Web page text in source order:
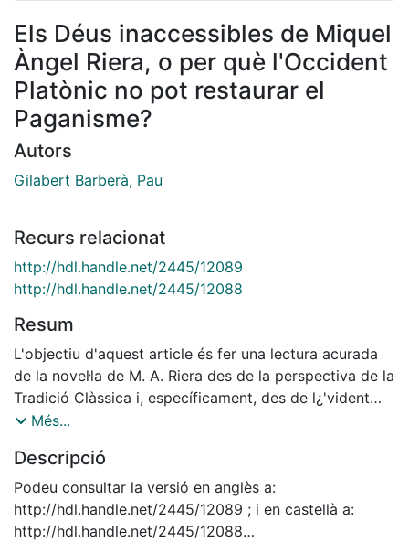
Els Déus inaccessibles de Miquel
Àngel Riera, o per què l'Occident
Platònic no pot restaurar el
Paganisme?
Autors
Gilabert Barberà, Pau
Recurs relacionat
http://hdl.handle.net/2445/12089
http://hdl.handle.net/2445/12088
Resum
L'objectiu d'aquest article és fer una lectura acurada
de la novel·la de M. A. Riera des de la perspectiva de la
Tradició Clàssica i, específicament, des de l¿'vident
tradició platònica -l'amor platònic més metafísic- en la
lectura acurada amb una referència constant als
textos de Plató permet entendre per què alguns valors
considerats com a tals pel Paganisme no poden ser
restaurats per l'Occident Platònic.
Més...
Descripció
Podeu consultar la versió en anglès a:
http://hdl.handle.net/2445/12089 ; i en castellà a:
http://hdl.handle.net/2445/12088